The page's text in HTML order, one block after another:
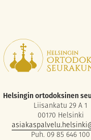
Helsingin ortodoksinen
Liisankatu 29 A 1
00170 Helsinki
Puh. 09 85 646 100